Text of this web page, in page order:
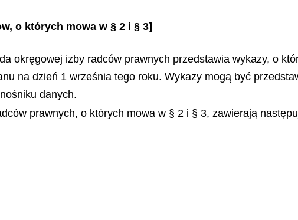
o których mowa w § 2 i § 3]
okręgowej izby radców prawnych przedstawia wykazy, o
na dzień 1 września tego roku. Wykazy mogą być
danych.
prawnych, o których mowa w § 2 i § 3, zawierają